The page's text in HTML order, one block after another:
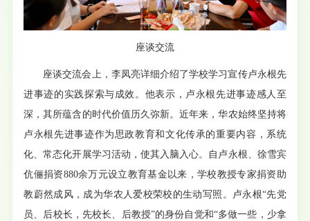
座谈交流
座谈交流会上，李凤亮详细介绍了学校学习宣传卢永根先
进事迹的实践探索与成效。他表示，卢永根先进事迹感人至
深，其所蕴含的时代价值历久弥新。近年来，华农始终坚持将
卢永根先进事迹作为思政教育和文化传承的重要内容，系统
化、常态化开展学习活动，使其入脑入心。自卢永根、徐雪宾
伉俪捐资880余万元设立教育基金以来，学校教授专家捐资助
教蔚然成风，成为华农人爱校荣校的生动写照。卢永根“先党
员、后校长，先校长、后教授”的身份自觉和“多做一些，少拿